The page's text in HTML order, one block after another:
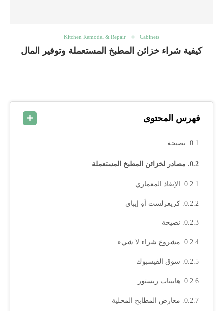
Cabinets
Kitchen Remodel & Repair
كيفية شراء خزائن المطبخ المستعملة وتوفير المال
فهرس المحتوى
نصيحة
مصادر لخزائن المطبخ المستعملة
الإنقاذ المعماري
كريغزلست أو إيباي
نصيحة
مشروع شراء لا شيء
سوق الفيسبوك
هابيتات ريستور
معارض المطابخ المحلية